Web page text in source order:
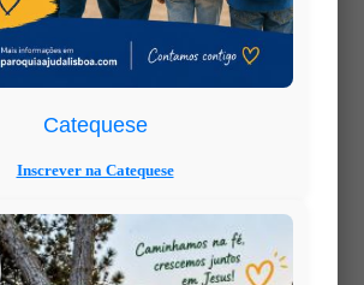
www.paroquiaajudalisboa.com
Catequese
Inscrever na Catequese